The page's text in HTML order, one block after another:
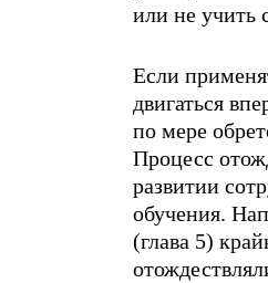
или не учить
Если
двигаться
по мере
Процесс
развитии
обучения.
(глава 5)